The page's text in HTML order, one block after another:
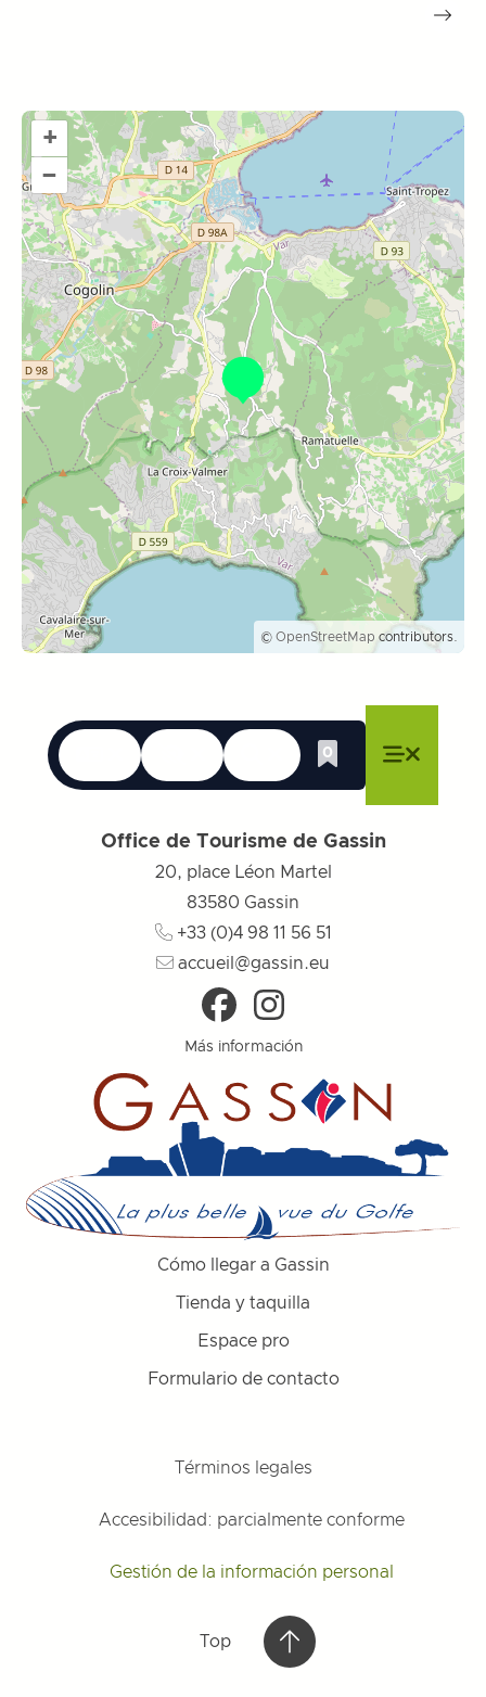
+
–
© OpenStreetMap contributors.
Idiomas
Cerrar menú
Accesibilidad
Cerrar menú
Buscar en
Cerrar menú
0
Whishlist
Office de Tourisme de Gassin
20, place Léon Martel
83580 Gassin
+33 (0)4 98 11 56 51
accueil@gassin.eu
Más información
Cómo llegar a Gassin
Tienda y taquilla
Espace pro
Formulario de contacto
Términos legales
Accesibilidad: parcialmente conforme
Gestión de la información personal
Top